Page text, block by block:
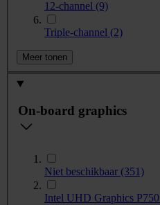
12-channel (9)
Triple-channel (2)
Meer tonen
On-board graphics
Niet beschikbaar (351)
Intel UHD Graphics P750